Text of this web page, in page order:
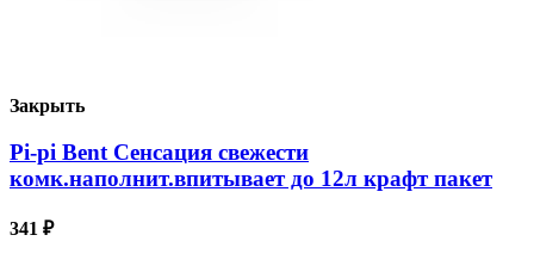
Закрыть
Pi-pi Bent Сенсация свежести
комк.наполнит.впитывает до 12л крафт пакет
341 ₽